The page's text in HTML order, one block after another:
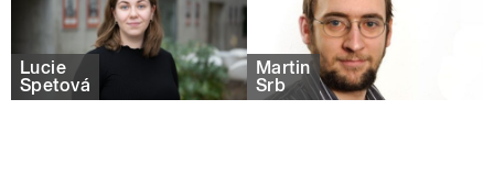
Lucie
Špetová
Martin
Srb